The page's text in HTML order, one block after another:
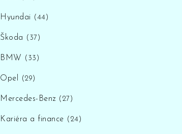
Hyundai (44)
Škoda (37)
BMW (33)
Opel (29)
Mercedes-Benz (27)
Kariéra a finance (24)